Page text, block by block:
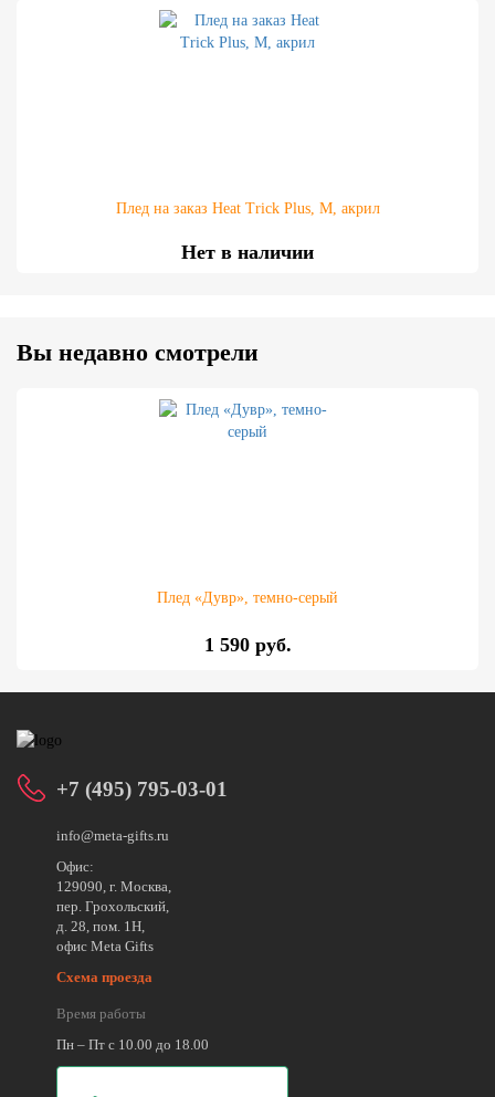
Плед на заказ Heat Trick Plus, М, акрил
Нет в наличии
Вы недавно смотрели
Плед «Дувр», темно-серый
1 590 руб.
+7 (495) 795-03-01
info@meta-gifts.ru
Офис:
129090, г. Москва,
пер. Грохольский,
д. 28, пом. 1Н,
офис Meta Gifts
Схема проезда
Время работы
Пн – Пт с 10.00 до 18.00